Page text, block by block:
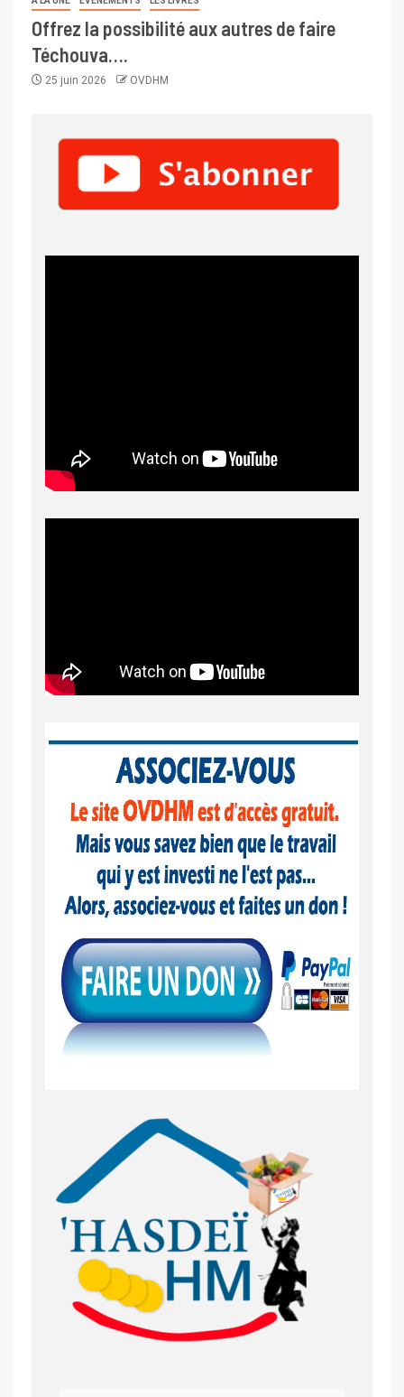
Offrez la possibilité aux autres de faire
Téchouva….
25 juin 2026 OVDHM